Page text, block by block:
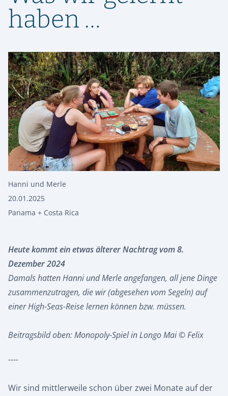
haben …
Hanni und Merle
20.01.2025
Panama + Costa Rica
Heute kommt ein etwas älterer Nachtrag vom 8.
Dezember 2024
Damals hatten Hanni und Merle angefangen, all jene Dinge
zusammenzutragen, die wir (abgesehen vom Segeln) auf
einer High-Seas-Reise lernen können bzw. müssen.
Beitragsbild oben: Monopoly-Spiel in Longo Mai © Felix
----
Wir sind mittlerweile schon über zwei Monate auf der